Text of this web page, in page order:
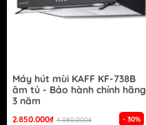
Máy hút mùi KAFF KF-738B
âm tủ - Bảo hành chính hãng
3 năm
2.850.000₫ 4.080.000₫ - 30%